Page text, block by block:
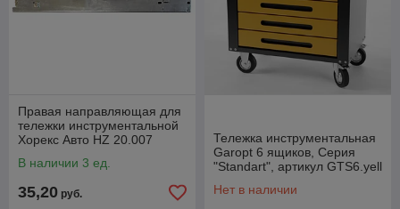
Правая направляющая для
тележки инструментальной
Хорекс Авто HZ 20.007
В наличии 3 ед.
35,20 руб.
Тележка инструментальная
Garopt 6 ящиков, Серия
"Standart", артикул GTS6.yell
Нет в наличии